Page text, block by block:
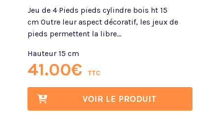
Jeu de 4 Pieds pieds cylindre bois ht 15
cm Outre leur aspect décoratif, les jeux de
pieds permettent la libre...
Hauteur 15 cm
41.00€ TTC
VOIR LE PRODUIT